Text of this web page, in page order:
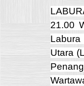
21.00
Utara